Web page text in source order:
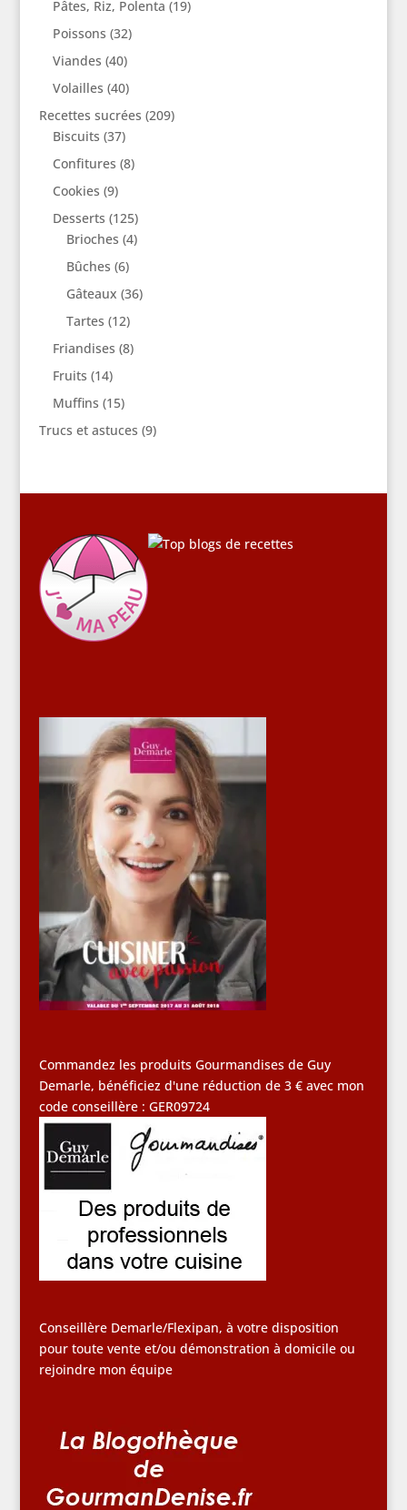
Pâtes, Riz, Polenta (19)
Poissons (32)
Viandes (40)
Volailles (40)
Recettes sucrées (209)
Biscuits (37)
Confitures (8)
Cookies (9)
Desserts (125)
Brioches (4)
Bûches (6)
Gâteaux (36)
Tartes (12)
Friandises (8)
Fruits (14)
Muffins (15)
Trucs et astuces (9)
Commandez les produits Gourmandises de Guy
Demarle, bénéficiez d'une réduction de 3 € avec mon
code conseillère : GER09724
Conseillère Demarle/Flexipan, à votre disposition
pour toute vente et/ou démonstration à domicile ou
rejoindre mon équipe